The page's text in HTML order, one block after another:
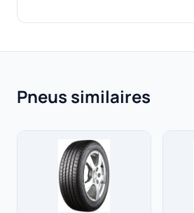
Pneus similaires